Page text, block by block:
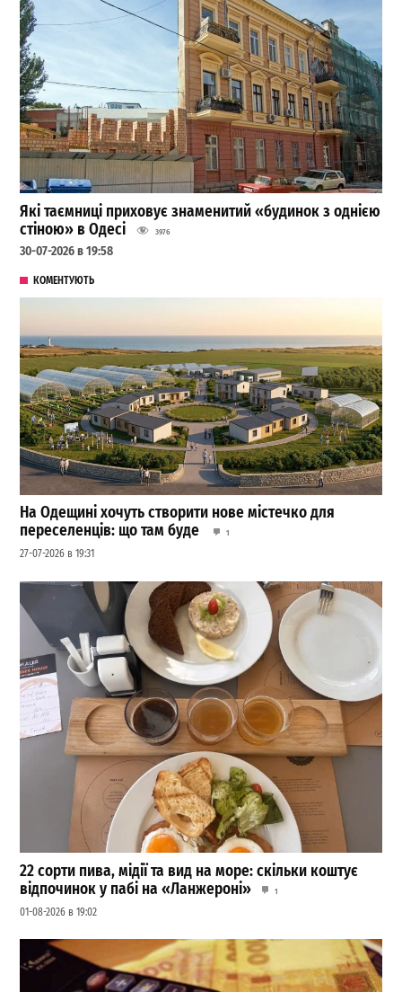
Які таємниці приховує знаменитий «будинок з однією
стіною» в Одесі
3976
30-07-2026 в 19:58
КОМЕНТУЮТЬ
На Одещині хочуть створити нове містечко для
переселенців: що там буде
1
27-07-2026 в 19:31
22 сорти пива, мідії та вид на море: скільки коштує
відпочинок у пабі на «Ланжероні»
1
01-08-2026 в 19:02